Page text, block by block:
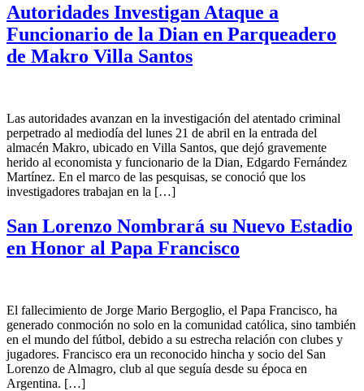
Autoridades Investigan Ataque a
Funcionario de la Dian en Parqueadero
de Makro Villa Santos
Las autoridades avanzan en la investigación del atentado criminal
perpetrado al mediodía del lunes 21 de abril en la entrada del
almacén Makro, ubicado en Villa Santos, que dejó gravemente
herido al economista y funcionario de la Dian, Edgardo Fernández
Martínez. En el marco de las pesquisas, se conoció que los
investigadores trabajan en la […]
San Lorenzo Nombrará su Nuevo Estadio
en Honor al Papa Francisco
El fallecimiento de Jorge Mario Bergoglio, el Papa Francisco, ha
generado conmoción no solo en la comunidad católica, sino también
en el mundo del fútbol, debido a su estrecha relación con clubes y
jugadores. Francisco era un reconocido hincha y socio del San
Lorenzo de Almagro, club al que seguía desde su época en
Argentina. […]